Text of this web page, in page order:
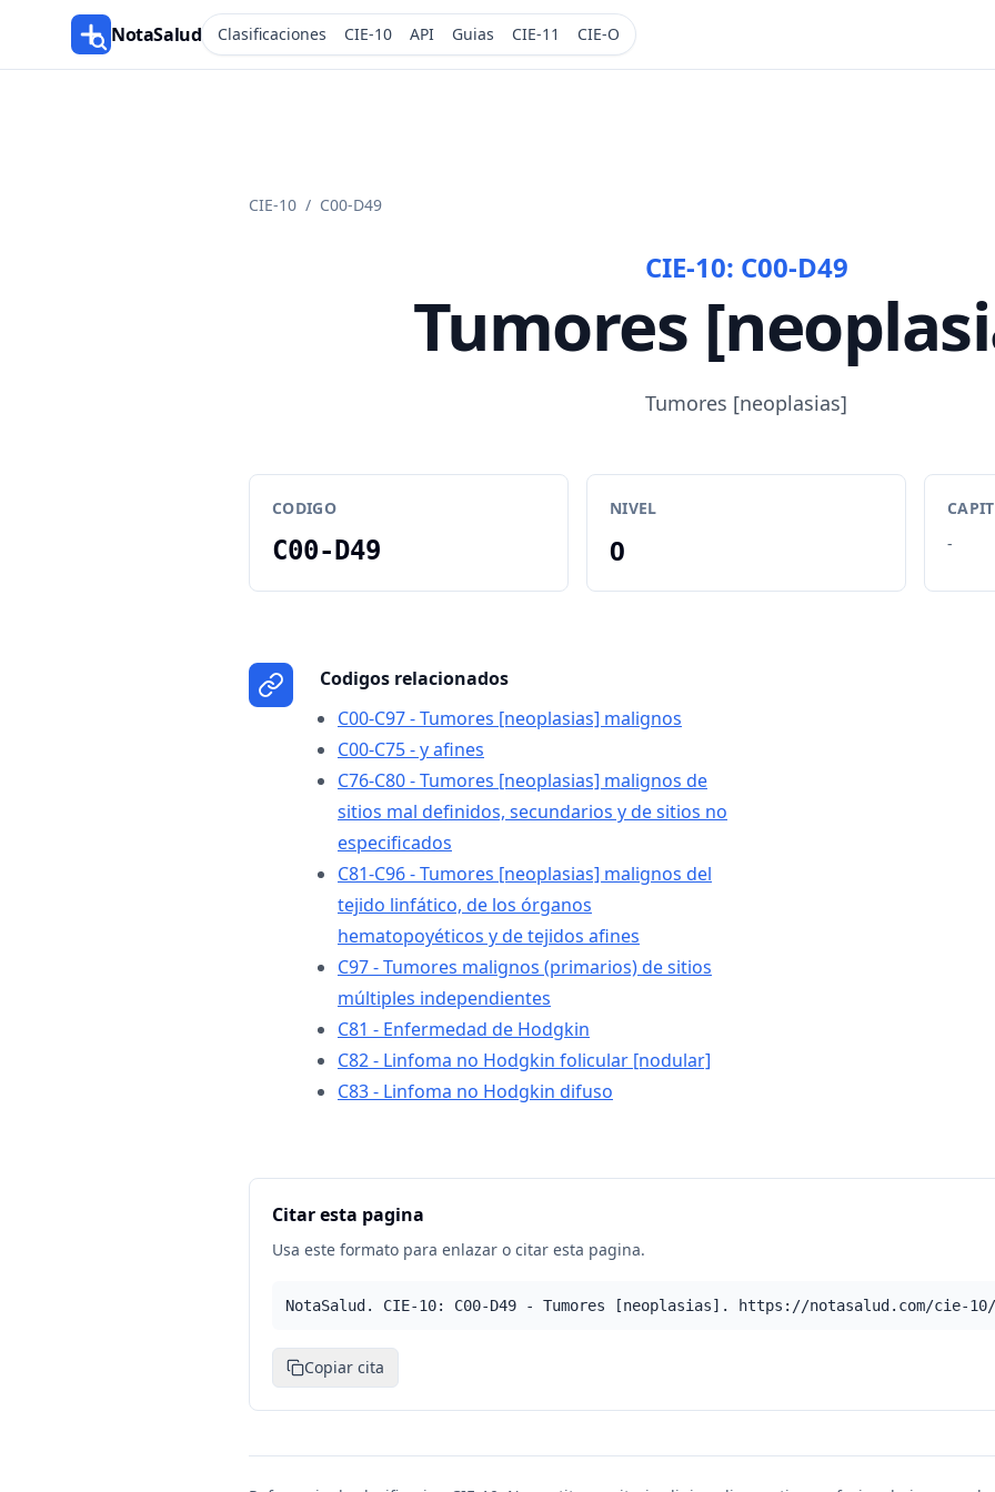
NotaSalud Clasificaciones CIE-10 API Guias CIE-11 CIE-O
CIE-10 / C00-D49
CIE-10: C00-D49
Tumores
Tumores [neoplasias]
CODIGO
C00-D49
NIVEL
0
-
Codigos relacionados
C00-C97 - Tumores [neoplasias] malignos
C00-C75 - y afines
C76-C80 - Tumores [neoplasias] malignos de
sitios mal definidos, secundarios y de sitios no
especificados
C81-C96 - Tumores [neoplasias] malignos del
tejido linfático, de los órganos
hematopoyéticos y de tejidos afines
C97 - Tumores malignos (primarios) de sitios
múltiples independientes
C81 - Enfermedad de Hodgkin
C82 - Linfoma no Hodgkin folicular [nodular]
C83 - Linfoma no Hodgkin difuso
Citar esta pagina
Usa este formato para enlazar o citar esta pagina.
NotaSalud. CIE-10: C00-D49 - Tumores [neoplasias]. https://notasalud.com/cie-10/
Copiar cita